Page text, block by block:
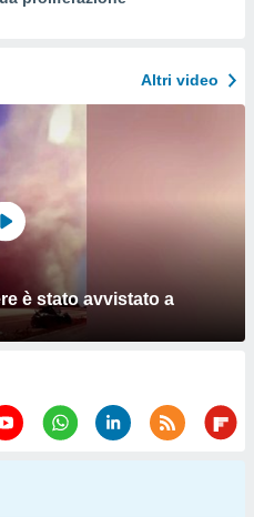
Altri video
è stato avvistato a